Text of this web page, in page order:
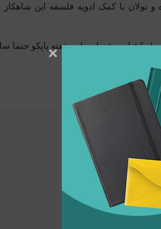
نولان با کمک ادویه فلسفه این
فیلم پیشنهادی این هفته پاپکو
×